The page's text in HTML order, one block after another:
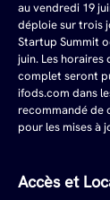
au vendredi 19
déploie sur trois
Startup Summit
juin. Les
complet seront
ifods.com dans
recommandé de
pour les mises à
Accès et